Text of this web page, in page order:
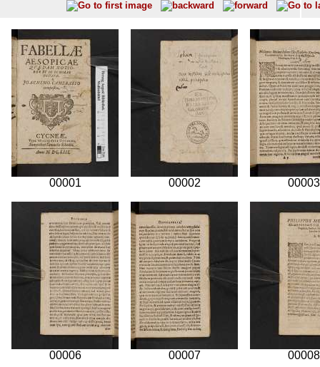
00001 00002 00003
00006 00007 00008